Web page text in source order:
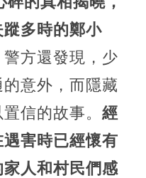
多時的鄭小
方還發現，少
意外，而隱藏
信的故事。 經
害時已經懷有
人和村民們感